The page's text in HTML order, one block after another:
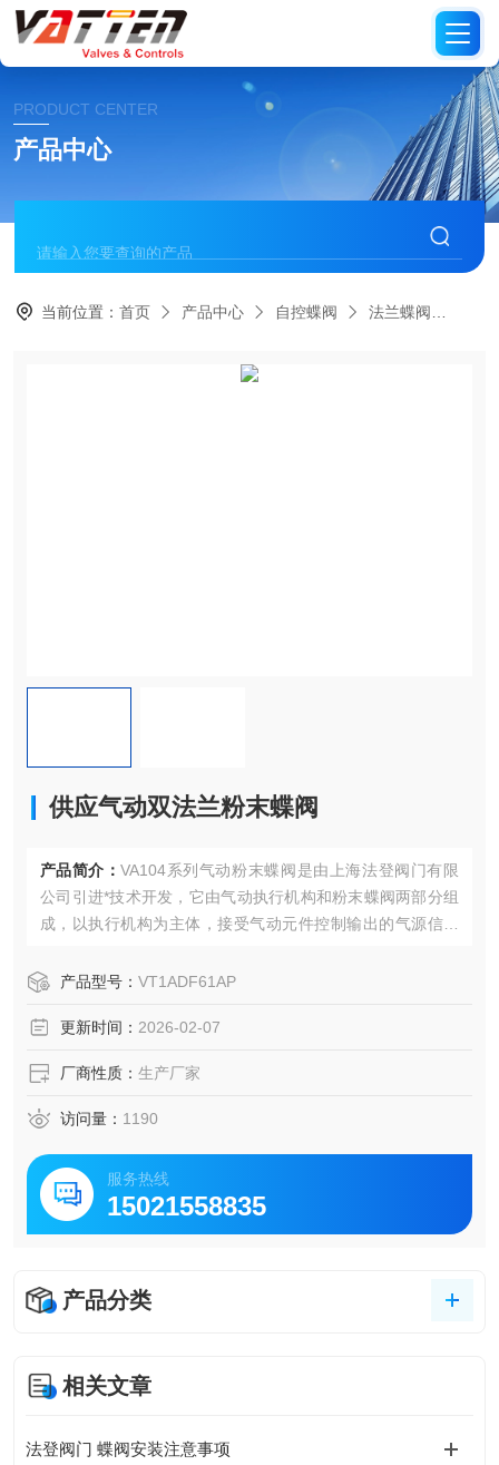
PRODUCT CENTER
产品中心
当前位置：首页 产品中心 自控蝶阀 法兰蝶阀
供应气动双法兰粉末蝶阀
产品简介： VA104系列气动粉末蝶阀是由上海法登阀门有限
公司引进*技术开发，它由气动执行机构和粉末蝶阀两部分组
成，以执行机构为主体，接受气动元件控制输出的气源信号
供应气动双法兰粉末蝶阀 料仓出料阀 粉体蝶阀
产品型号： VT1ADF61AP
更新时间： 2026-02-07
厂商性质： 生产厂家
访问量： 1190
服务热线
15021558835
产品分类
相关文章
法登阀门 蝶阀安装注意事项